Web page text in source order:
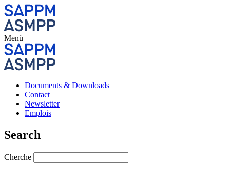
Menü
Documents & Downloads
Contact
Newsletter
Emplois
Search
Cherche